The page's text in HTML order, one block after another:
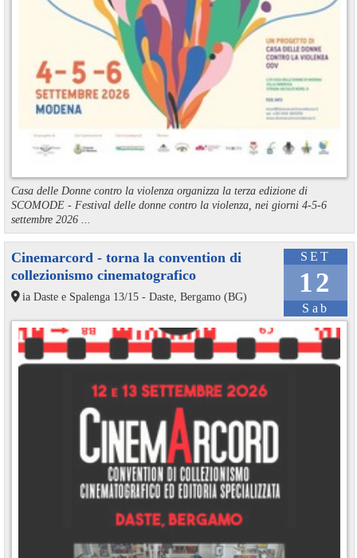
Casa delle Donne contro la violenza organizza la terza edizione di
SCOMODE - Festival delle donne contro la violenza, nei giorni 4-5-6
settembre 2026 ...
SET
12
Sab
Cinemarcord - torna la convention di
collezionismo cinematografico
ia Daste e Spalenga 13/15 - Daste, Bergamo (BG)